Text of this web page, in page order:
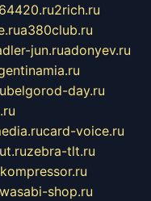
2rich.ru
a380club.ru
jun.ruadonyev.ru
belgorod-day.ru
card-voice.ru
zebra-tlt.ru
wasabi-shop.ru